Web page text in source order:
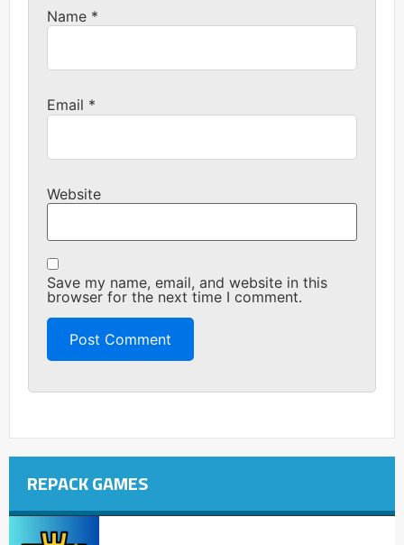
Name *
Email *
Website
Save my name, email, and website in this
browser for the next time I comment.
REPACK GAMES